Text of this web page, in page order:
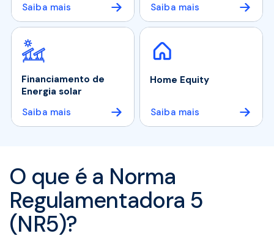
Saiba mais
Saiba mais
Financiamento de
Energia solar
Saiba mais
Home Equity
Saiba mais
O que é a Norma
Regulamentadora 5
(NR5)?